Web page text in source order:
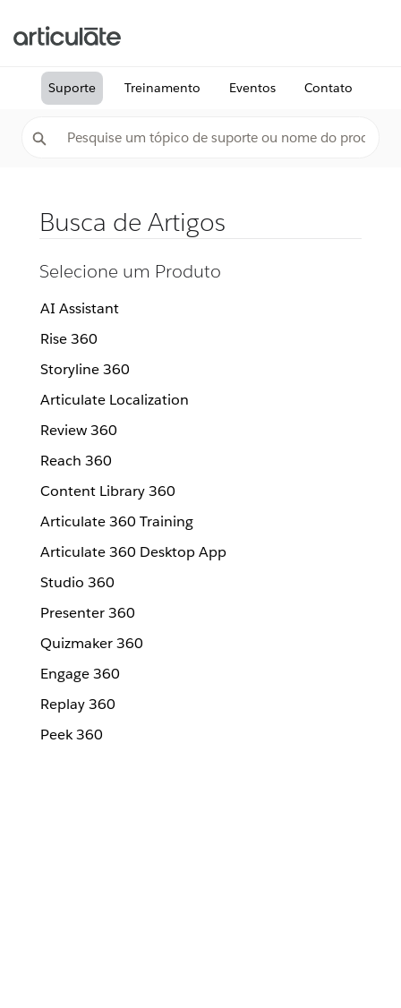
Suporte Treinamento Eventos Contato
Busca de Artigos
Selecione um Produto
AI Assistant
Rise 360
Storyline 360
Articulate Localization
Review 360
Reach 360
Content Library 360
Articulate 360 Training
Articulate 360 Desktop App
Studio 360
Presenter 360
Quizmaker 360
Engage 360
Replay 360
Peek 360